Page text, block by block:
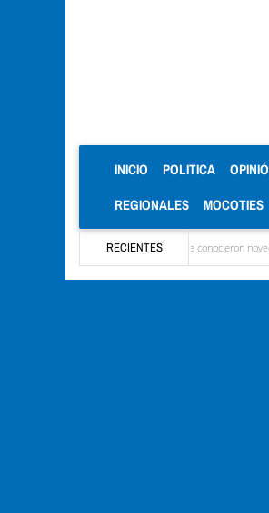
INICIO (CURRENT)
POLITICA
REGIONALES MOCOTIES
RECIENTES
las delegaciones y se conocieron novedades en el